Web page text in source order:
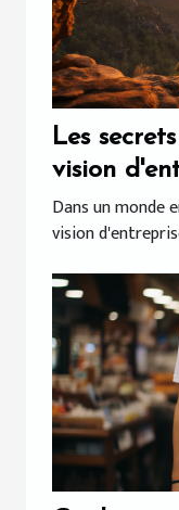
Les
vision
Dans un monde
vision